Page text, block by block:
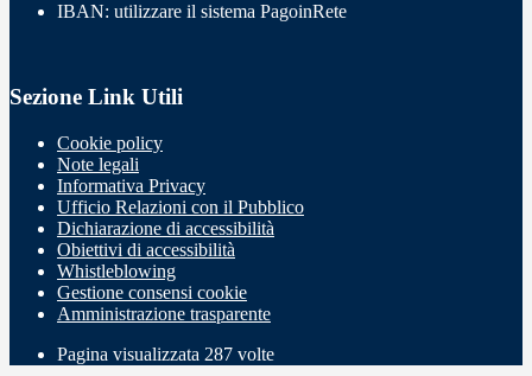
IBAN: utilizzare il sistema PagoinRete
Sezione Link Utili
Cookie policy
Note legali
Informativa Privacy
Ufficio Relazioni con il Pubblico
Dichiarazione di accessibilità
Obiettivi di accessibilità
Whistleblowing
Gestione consensi cookie
Amministrazione trasparente
Pagina visualizzata 287 volte